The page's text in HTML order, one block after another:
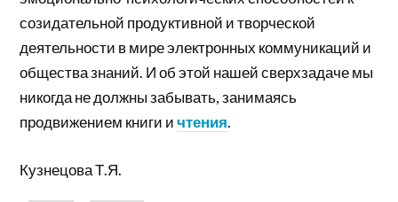
созидательной продуктивной и творческой
деятельности в мире электронных коммуникаций и
общества знаний. И об этой нашей сверхзадаче мы
никогда не должны забывать, занимаясь
продвижением книги ичтения.
Кузнецова Т.Я.